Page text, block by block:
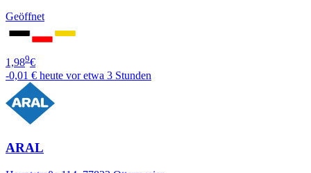
Geöffnet
1,989€
-0,01 € heute vor etwa 3 Stunden
ARAL